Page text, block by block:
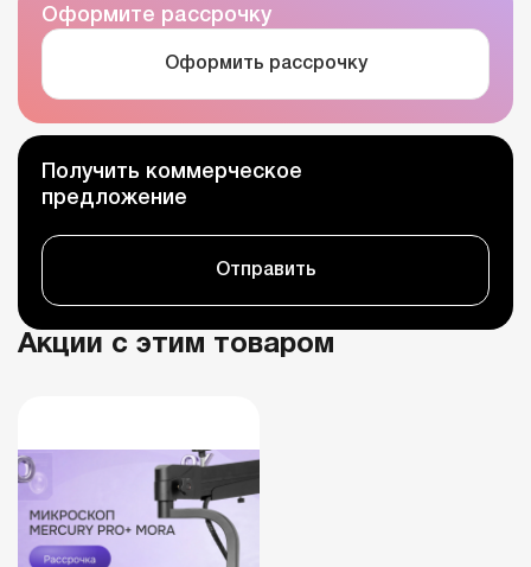
Оформите рассрочку
Оформить рассрочку
Получить коммерческое
предложение
Отправить
Акции с этим товаром